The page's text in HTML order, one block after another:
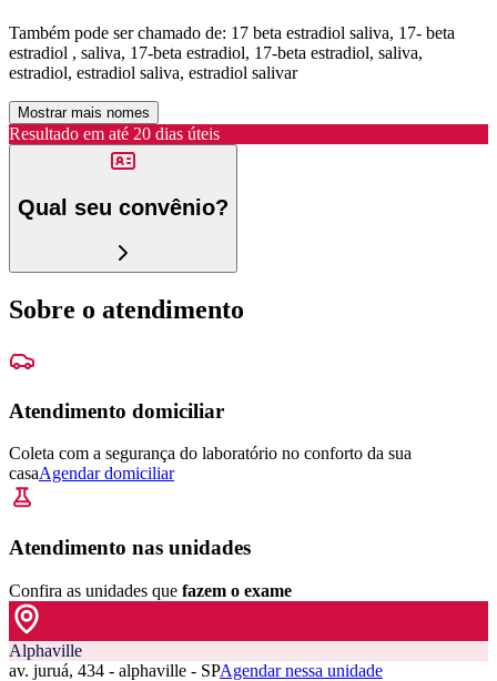
Também pode ser chamado de: 17 beta estradiol saliva, 17- beta
estradiol , saliva, 17-beta estradiol, 17-beta estradiol, saliva,
estradiol, estradiol saliva, estradiol salivar
Mostrar mais nomes
Resultado em até 20 dias úteis
Qual seu convênio?
Sobre o atendimento
Atendimento domiciliar
Coleta com a segurança do laboratório no conforto da sua
casaAgendar domiciliar
Atendimento nas unidades
Confira as unidades que fazem o exame
Alphaville
av. juruá, 434 - alphaville - SPAgendar nessa unidade